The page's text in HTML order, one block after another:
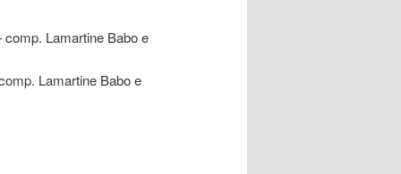
Lamartine Babo e
Lamartine Babo e